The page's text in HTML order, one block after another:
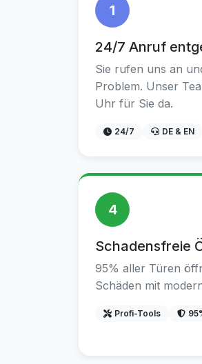
1
24/7 Anruf
Sie rufen uns an
Problem. Unser
Uhr für Sie da.
24/7 DE & EN
4
Schadensfreie
95% aller Türen
Schäden mit
Profi-Tools